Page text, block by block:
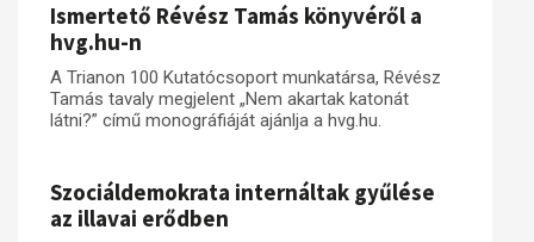
Ismertető Révész Tamás könyvéről a
hvg.hu-n
A Trianon 100 Kutatócsoport munkatársa, Révész
Tamás tavaly megjelent „Nem akartak katonát
látni?” című monográfiáját ajánlja a hvg.hu.
Szociáldemokrata internáltak gyűlése
az illavai erődben